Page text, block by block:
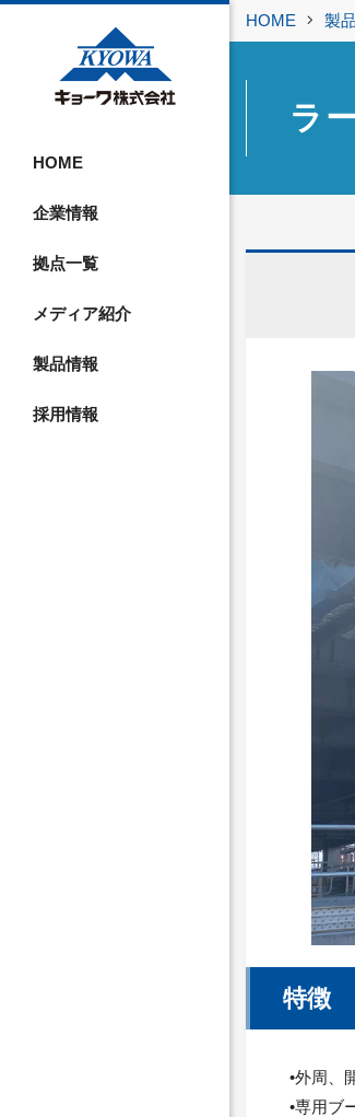
HOME
企業情報
拠点一覧
メディア紹介
製品情報
採用情報
HOME 製
ラ
特徴
•外周、
•専用ブ